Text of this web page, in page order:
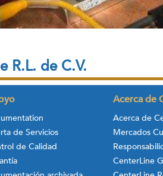
R.L. de C.V.
de Servicios
de Calidad
Acerca de
Acerca de
Mercados
CenterLine